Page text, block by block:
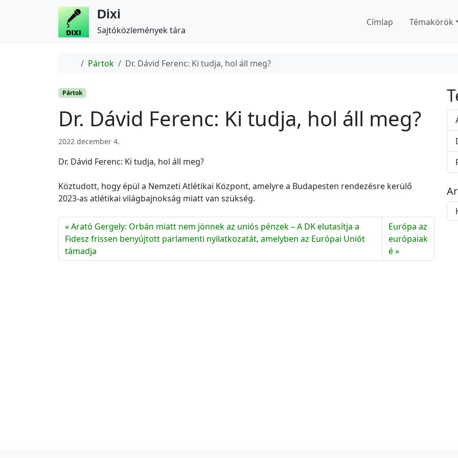
Dixi
Sajtóközlemények tára
Címlap Témakörök
Home
Pártok Dr. Dávid Ferenc: Ki tudja, hol áll meg?
Pártok
Dr. Dávid Ferenc: Ki tudja, hol áll meg?
2022 december 4.
Dr. Dávid Ferenc: Ki tudja, hol áll meg?
Köztudott, hogy épül a Nemzeti Atlétikai Központ, amelyre a Budapesten rendezésre kerülő
2023-as atlétikai világbajnokság miatt van szükség.
Arató Gergely: Orbán miatt nem jönnek az uniós pénzek – A DK elutasítja a
Fidesz frissen benyújtott parlamenti nyilatkozatát, amelyben az Európai Uniót
támadja
Európa az
európaiak
é
r